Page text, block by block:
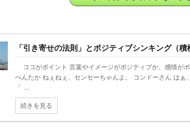
「引き寄せの法則」とポジティブシンキング（
ココがポイント 言葉やイメージがポジティブか、感情が
ぺんたか ねぇねぇ、センセーちゃんよ。 コンドーさん はぁ
「 ...
続きを見る